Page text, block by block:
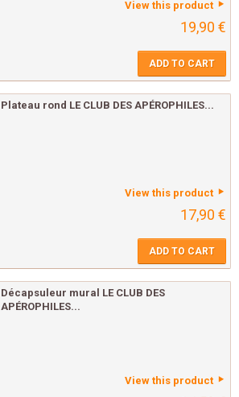
View this product
19,90 €
ADD TO CART
Plateau rond LE CLUB DES APÉROPHILES...
View this product
17,90 €
ADD TO CART
Décapsuleur mural LE CLUB DES
APÉROPHILES...
View this product